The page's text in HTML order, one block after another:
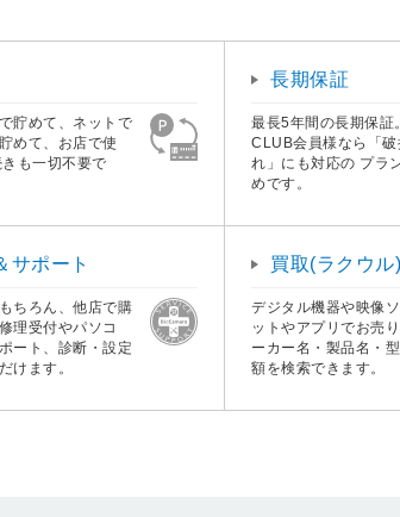
貯めて、ネットで
めて、お店で使
も一切不要で
長期保証
最長5年間の長期保証
CLUB会員様なら「破
れ」にも対応の プラ
めです。
サポート
ちろん、他店で購
理受付やパソコ
ート、診断・設定
けます。
買取(ラクウル)
デジタル機器や映像
ットやアプリでお売
ーカー名・製品名・
額を検索できます。